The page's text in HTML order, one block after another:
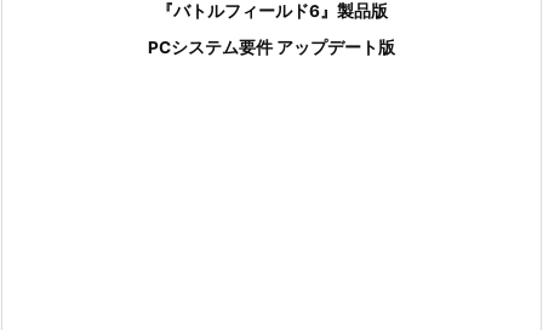
『バトルフィールド6』製品版
PCシステム要件 アップデート版